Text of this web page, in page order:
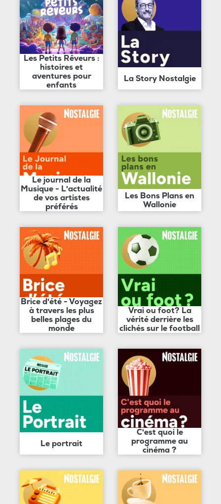
Les Petits Rêveurs :
histoires et
aventures pour
enfants
La Story Nostalgie
Le journal de la
Musique - L'actualité
de vos artistes
préférés
Les Bons Plans en
Wallonie
Brice d'été - Voyagez
à travers les plus
belles plages du
monde
Vrai ou foot? La
vérité derrière les
clichés sur le football
Le portrait
C'est quoi le
programme au
cinéma ?